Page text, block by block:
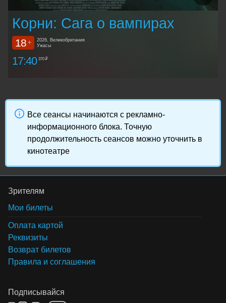
Корни: Сага о вампирах
18 +
2026, Великобритания
Ужасы
17:40 370 ₽
Все сеансы начинаются с рекламно-
информационного блока. Точную
продолжительность сеансов можно уточнить в
кинотеатре
Зрителям
Мои билеты
Оплата картой
Реквизиты
Возврат билетов
Правила и соглашения
Подписывайся